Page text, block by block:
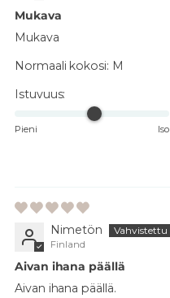
Mukava
Mukava
Normaali kokosi: M
Istuvuus:
Pieni Iso
Nimetön
Finland
Aivan ihana päällä
Aivan ihana päällä.